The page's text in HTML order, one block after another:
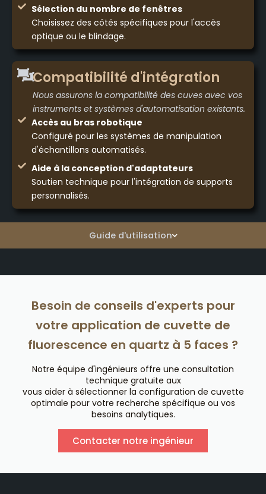
Guide d'utilisation
Sélection du nombre de fenêtres
Choisissez des côtés spécifiques pour l'accès
optique ou le blindage.
Compatibilité d'intégration
Nous assurons la compatibilité des cuves avec vos
instruments et systèmes d'automatisation existants.
Accès au bras robotique
Configuré pour les systèmes de manipulation
d'échantillons automatisés.
Aide à la conception d'adaptateurs
Soutien technique pour l'intégration de supports
personnalisés.
Besoin de conseils d'experts pour
votre application de cuvette de
fluorescence en quartz à 5 faces ?
Notre équipe d'ingénieurs offre une consultation
technique gratuite aux
vous aider à sélectionner la configuration de cuvette
optimale pour votre recherche spécifique ou vos
besoins analytiques.
Contacter notre ingénieur